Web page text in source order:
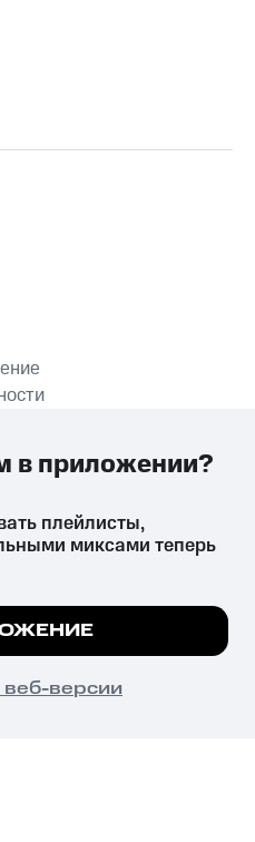
причиняет вред здоровью,
и влечёт установленную
на сайте все
плейлисты,
миксами теперь
веб-версии